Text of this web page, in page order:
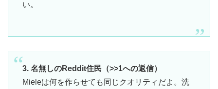
い。
3. 名無しのReddit住民（>>1への返信）
Mieleは何を作らせても同じクオリティだよ。洗